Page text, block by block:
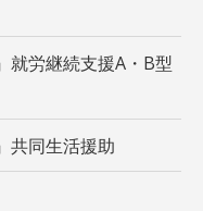
就労継続支援A・B型
共同生活援助